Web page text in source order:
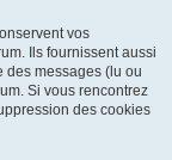
vos
Ils fournissent aussi
des messages (lu ou
Si vous rencontrez
des cookies